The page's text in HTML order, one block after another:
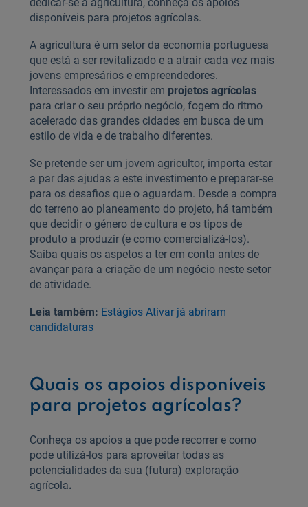
disponíveis para projetos agrícolas.
A agricultura é um setor da economia portuguesa
que está a ser revitalizado e a atrair cada vez mais
jovens empresários e empreendedores.
Interessados em investir em projetos agrícolas
para criar o seu próprio negócio, fogem do ritmo
acelerado das grandes cidades em busca de um
estilo de vida e de trabalho diferentes.
Se pretende ser um jovem agricultor, importa estar
a par das ajudas a este investimento e preparar-se
para os desafios que o aguardam. Desde a compra
do terreno ao planeamento do projeto, há também
que decidir o género de cultura e os tipos de
produto a produzir (e como comercializá-los).
Saiba quais os aspetos a ter em conta antes de
avançar para a criação de um negócio neste setor
de atividade.
Leia também: Estágios Ativar já abriram
candidaturas
Quais os apoios disponíveis
para projetos agrícolas?
Conheça os apoios a que pode recorrer e como
pode utilizá-los para aproveitar todas as
potencialidades da sua (futura) exploração
agrícola.